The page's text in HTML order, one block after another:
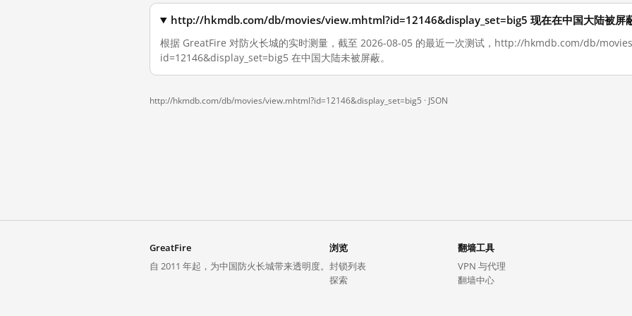
http://hkmdb.com/db/movies/view.mhtml?id=12146&display_set=big5 现在在中国大陆被屏
根据 GreatFire 对防火长城的实时测量，截至 2026-08-05 的最近一次测试，http://hkmdb.com/db/
id=12146&display_set=big5 在中国大陆未被屏蔽。
http://hkmdb.com/db/movies/view.mhtml?id=12146&display_set=big5 · JSON
GreatFire
自 2011 年起，为中国防火长城带来透明度。
浏览
封锁列表
探索
翻墙工具
VPN 与代理
翻墙中心